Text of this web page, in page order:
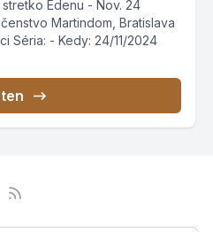
Edenu - Nov. 24
Martindom, Bratislava
Séria: - Kedy: 24/11/2024